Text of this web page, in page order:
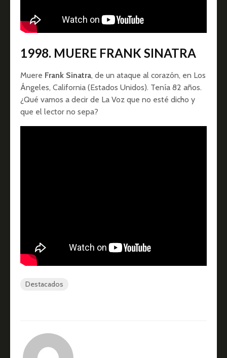
1998. MUERE FRANK SINATRA
Muere Frank Sinatra, de un ataque al corazón, en Los
Ángeles, California (Estados Unidos). Tenía 82 años.
¿Qué vamos a decir de La Voz que no esté dicho y
que el lector no sepa?
Destacados